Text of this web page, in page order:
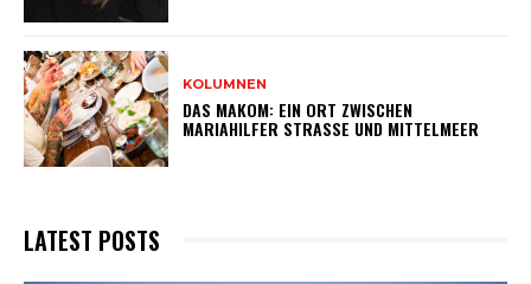
KOLUMNEN
DAS MAKOM: EIN ORT ZWISCHEN
MARIAHILFER STRASSE UND MITTELMEER
LATEST POSTS